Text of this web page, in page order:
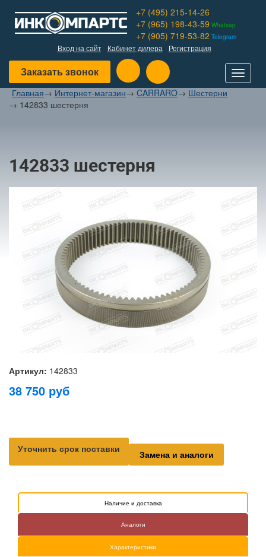
+7 (495) 215-14-26
+7 (965) 198-43-59 Whatsap
+7 (905) 719-53-82 Telegram
Вход на сайт Кабинет дилера Регистрация
Заказать звонок
Toggle
Главная→ Интернет-магазин→ CARRARO→ Шестерни
→ 142833 шестерня
142833 шестерня
Артикул: 142833
38 750 руб
Уточнить срок поставки Замена и аналоги
Наличие и доставка
Аналоги
Характеристики